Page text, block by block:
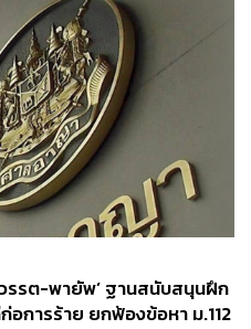
รรต-พายัพ’ ฐานสนับสนุนฝึก
การร้าย ยกฟ้องข้อหา ม.112